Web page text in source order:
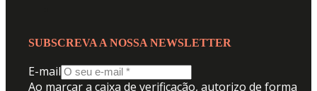
SUBSCREVA A NOSSA NEWSLETTER
E-mail
Ao marcar a caixa de verificação, autorizo de forma